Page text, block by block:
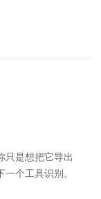
只是想把它导出
个工具识别。